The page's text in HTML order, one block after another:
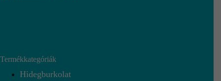
Termékkategóriák
Hidegburkolat